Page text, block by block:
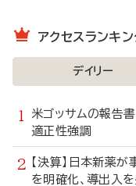
アクセスランキ
デイリー
米ゴッサムの報告
適正性強調
【決算】日本新薬
を明確化、導出入